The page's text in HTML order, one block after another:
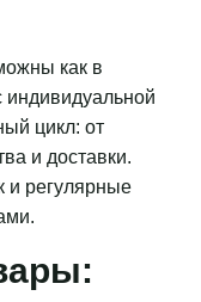
как в
индивидуальной
цикл: от
и доставки.
и регулярные